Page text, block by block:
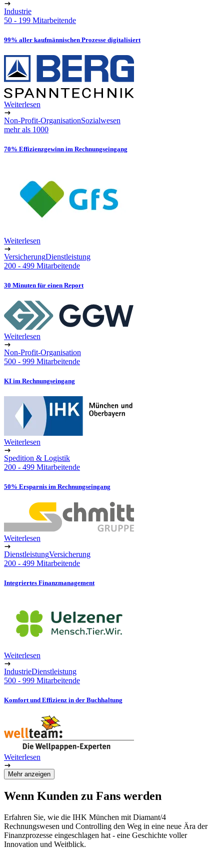
Industrie
50 - 199 Mitarbeitende
99% aller kaufmännischen Prozesse digitalisiert
Weiterlesen
Non-Profit-OrganisationSozialwesen
mehr als 1000
70% Effizienzgewinn im Rechnungseingang
Weiterlesen
VersicherungDienstleistung
200 - 499 Mitarbeitende
30 Minuten für einen Report
Weiterlesen
Non-Profit-Organisation
500 - 999 Mitarbeitende
KI im Rechnungseingang
Weiterlesen
Spedition & Logistik
200 - 499 Mitarbeitende
50% Ersparnis im Rechnungseingang
Weiterlesen
DienstleistungVersicherung
200 - 499 Mitarbeitende
Integriertes Finanzmanagement
Weiterlesen
IndustrieDienstleistung
500 - 999 Mitarbeitende
Komfort und Effizienz in der Buchhaltung
Weiterlesen
Mehr anzeigen
Wenn Kunden zu Fans werden
Erfahren Sie, wie die IHK München mit Diamant/4
Rechnungswesen und Controlling den Weg in eine neue Ära der
Finanzprozesse eingeschlagen hat - eine Geschichte voller
Innovation und Weitblick.